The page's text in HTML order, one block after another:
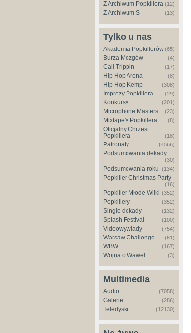
Z Archiwum Popkillera (12)
Z Archiwum S (13)
Tylko u nas
Akademia Popkillerów(65)
Burza Mózgów (4)
Cali Trippin (17)
Hip Hop Arena (8)
Hip Hop Kemp (308)
Imprezy Popkillera (29)
Konkursy (201)
Microphone Masters (23)
Mixtape'y Popkillera (8)
Oficjalny Chrzest
Popkillera
(18)
Patronaty (4566)
Podsumowania dekady
(30)
Podsumowania roku (134)
Popkiller Christmas Party
(16)
Popkiller Młode Wilki (352)
Popkillery (352)
Single dekady (132)
Splash Festival (100)
Videowywiady (754)
Warsaw Challenge (61)
WBW (167)
Wojna o Wawel (3)
Multimedia
Audio (7058)
Galerie (286)
Teledyski (12130)